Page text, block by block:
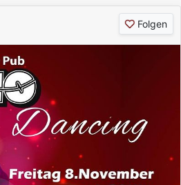
Folgen